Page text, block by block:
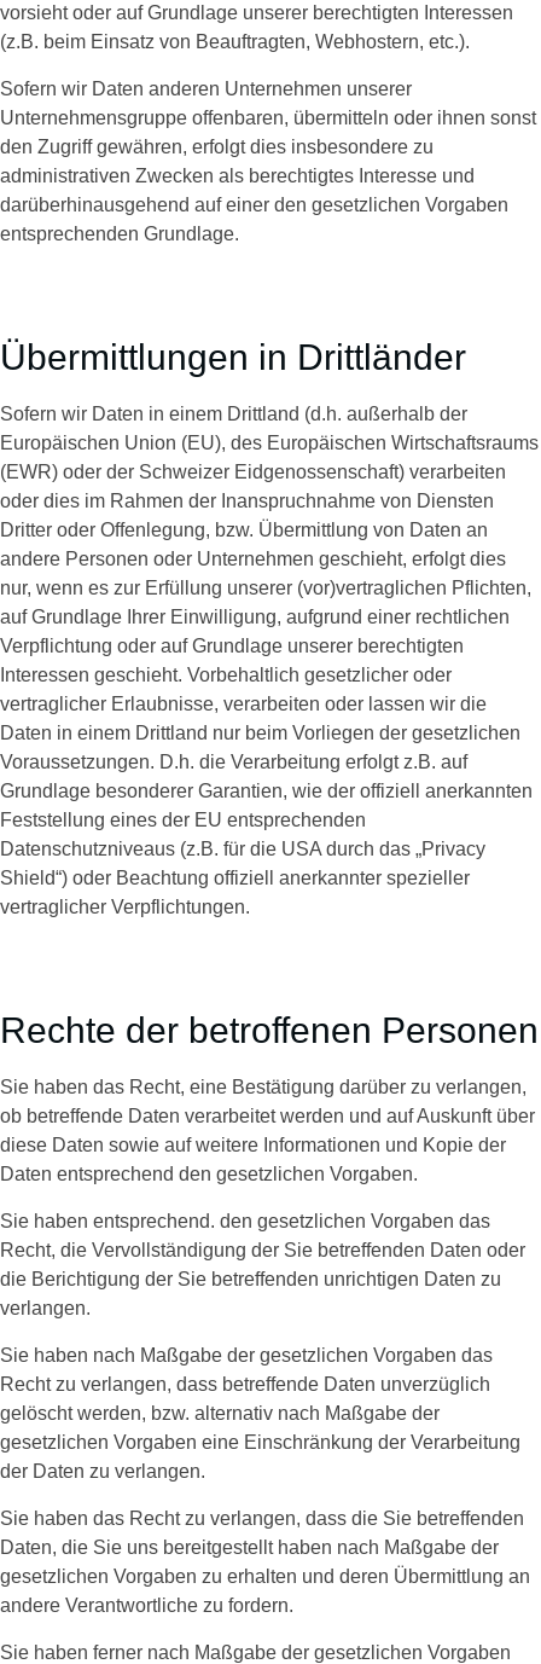
vorsieht oder auf Grundlage unserer berechtigten Interessen
(z.B. beim Einsatz von Beauftragten, Webhostern, etc.).
Sofern wir Daten anderen Unternehmen unserer
Unternehmensgruppe offenbaren, übermitteln oder ihnen sonst
den Zugriff gewähren, erfolgt dies insbesondere zu
administrativen Zwecken als berechtigtes Interesse und
darüberhinausgehend auf einer den gesetzlichen Vorgaben
entsprechenden Grundlage.
Übermittlungen in Drittländer
Sofern wir Daten in einem Drittland (d.h. außerhalb der
Europäischen Union (EU), des Europäischen Wirtschaftsraums
(EWR) oder der Schweizer Eidgenossenschaft) verarbeiten
oder dies im Rahmen der Inanspruchnahme von Diensten
Dritter oder Offenlegung, bzw. Übermittlung von Daten an
andere Personen oder Unternehmen geschieht, erfolgt dies
nur, wenn es zur Erfüllung unserer (vor)vertraglichen Pflichten,
auf Grundlage Ihrer Einwilligung, aufgrund einer rechtlichen
Verpflichtung oder auf Grundlage unserer berechtigten
Interessen geschieht. Vorbehaltlich gesetzlicher oder
vertraglicher Erlaubnisse, verarbeiten oder lassen wir die
Daten in einem Drittland nur beim Vorliegen der gesetzlichen
Voraussetzungen. D.h. die Verarbeitung erfolgt z.B. auf
Grundlage besonderer Garantien, wie der offiziell anerkannten
Feststellung eines der EU entsprechenden
Datenschutzniveaus (z.B. für die USA durch das „Privacy
Shield“) oder Beachtung offiziell anerkannter spezieller
vertraglicher Verpflichtungen.
Rechte der betroffenen Personen
Sie haben das Recht, eine Bestätigung darüber zu verlangen,
ob betreffende Daten verarbeitet werden und auf Auskunft über
diese Daten sowie auf weitere Informationen und Kopie der
Daten entsprechend den gesetzlichen Vorgaben.
Sie haben entsprechend. den gesetzlichen Vorgaben das
Recht, die Vervollständigung der Sie betreffenden Daten oder
die Berichtigung der Sie betreffenden unrichtigen Daten zu
verlangen.
Sie haben nach Maßgabe der gesetzlichen Vorgaben das
Recht zu verlangen, dass betreffende Daten unverzüglich
gelöscht werden, bzw. alternativ nach Maßgabe der
gesetzlichen Vorgaben eine Einschränkung der Verarbeitung
der Daten zu verlangen.
Sie haben das Recht zu verlangen, dass die Sie betreffenden
Daten, die Sie uns bereitgestellt haben nach Maßgabe der
gesetzlichen Vorgaben zu erhalten und deren Übermittlung an
andere Verantwortliche zu fordern.
Sie haben ferner nach Maßgabe der gesetzlichen Vorgaben